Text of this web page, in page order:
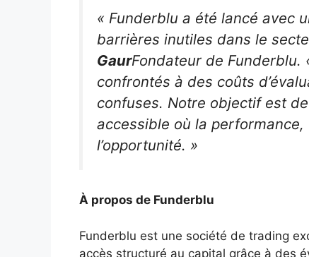
« Funderblu a été lancé avec
barrières inutiles dans le
GaurFondateur de
confrontés à des coûts
confuses. Notre objectif est
accessible où la
l’opportunité. »
À propos de Funderblu
Funderblu est une société de trading
accès structuré au capital grâce à des